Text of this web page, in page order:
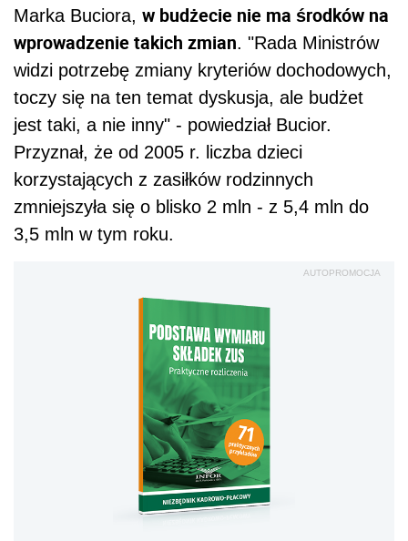
Marka Buciora, w budżecie nie ma środków na
wprowadzenie takich zmian. "Rada Ministrów
widzi potrzebę zmiany kryteriów dochodowych,
toczy się na ten temat dyskusja, ale budżet
jest taki, a nie inny" - powiedział Bucior.
Przyznał, że od 2005 r. liczba dzieci
korzystających z zasiłków rodzinnych
zmniejszyła się o blisko 2 mln - z 5,4 mln do
3,5 mln w tym roku.
AUTOPROMOCJA